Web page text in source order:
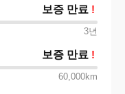
보증 만료 !
3년
보증 만료 !
60,000km